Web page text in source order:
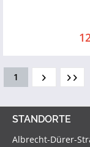
1
STANDORTE
Albrecht-Dürer-